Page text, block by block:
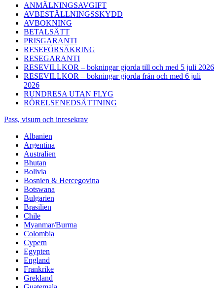
ANMÄLNINGSAVGIFT
AVBESTÄLLNINGSSKYDD
AVBOKNING
BETALSÄTT
PRISGARANTI
RESEFÖRSÄKRING
RESEGARANTI
RESEVILLKOR – bokningar gjorda till och med 5 juli 2026
RESEVILLKOR – bokningar gjorda från och med 6 juli
2026
RUNDRESA UTAN FLYG
RÖRELSENEDSÄTTNING
Pass, visum och inresekrav
Albanien
Argentina
Australien
Bhutan
Bolivia
Bosnien & Hercegovina
Botswana
Bulgarien
Brasilien
Chile
Myanmar/Burma
Colombia
Cypern
Egypten
England
Frankrike
Grekland